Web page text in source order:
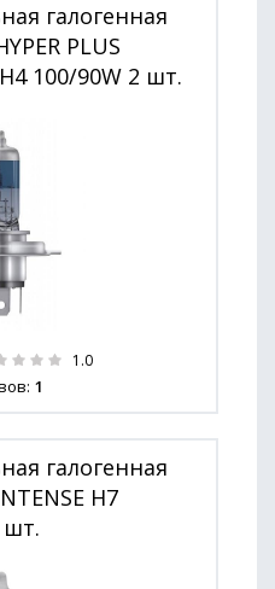
галогенная
PLUS
100/90W 2 шт.
1.0
1
галогенная
H7
шт.